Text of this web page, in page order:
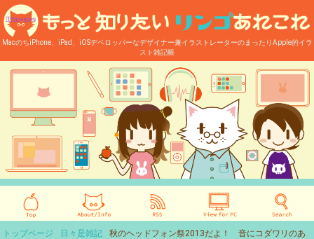
MacのちiPhone、iPad、iOSデベロッパーなデザイナー兼イラストレーターのまったりApple的イラ
スト雑記帳
トップページ 日々是雑記
秋のヘッドフォン祭2013だよ！ 音にコダワリのあ